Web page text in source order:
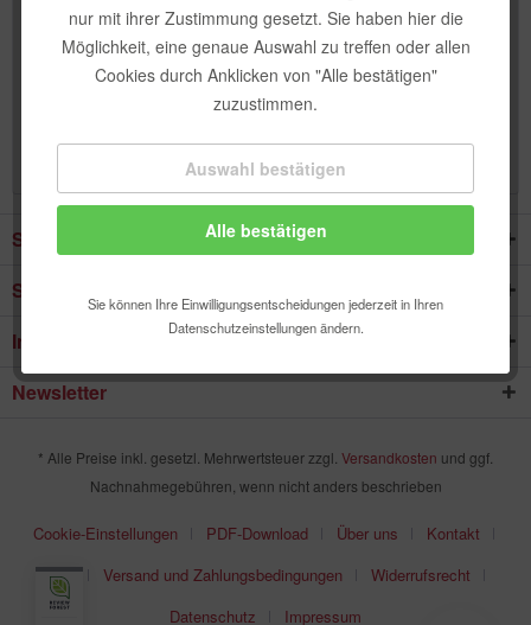
nur mit ihrer Zustimmung gesetzt. Sie haben hier die
Möglichkeit, eine genaue Auswahl zu treffen oder allen
Cookies durch Anklicken von "Alle bestätigen"
zuzustimmen.
Technisch erforderlich
Komfortfunktionen
Auswahl bestätigen
Alle bestätigen
Sie können Ihre Einwilligungsentscheidungen jederzeit in Ihren
Datenschutzeinstellungen ändern.
Passwort vergessen?
Anmelden
Service Hotline
Shop Service
Informationen
Newsletter
* Alle Preise inkl. gesetzl. Mehrwertsteuer zzgl. Versandkosten und ggf.
Nachnahmegebühren, wenn nicht anders beschrieben
Cookie-Einstellungen PDF-Download Über uns
Kontakt
AGB
Versand und Zahlungsbedingungen
Widerrufsrecht
Datenschutz
Impressum